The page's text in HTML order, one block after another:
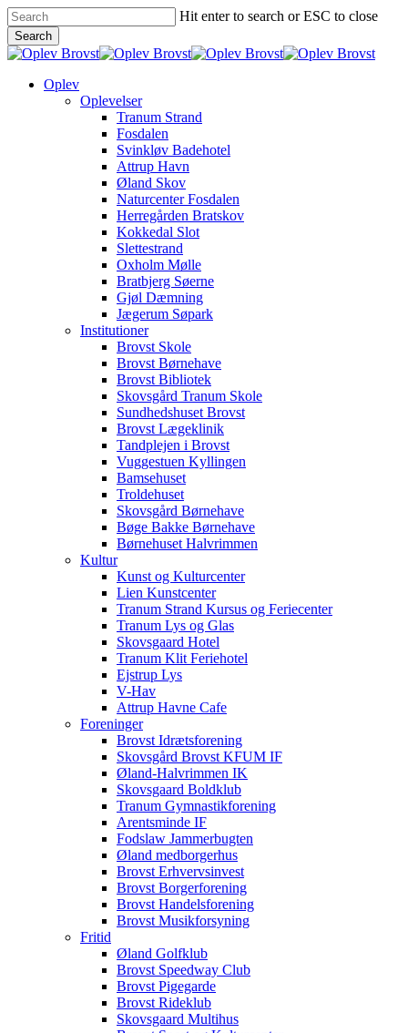
Skip
to
main
content
Hit enter to search or ESC to close
Search
Close
Menu
Oplev
Oplevelser
Tranum Strand
Fosdalen
Svinkløv Badehotel
Attrup Havn
Øland Skov
Naturcenter Fosdalen
Herregården Bratskov
Kokkedal Slot
Slettestrand
Oxholm Mølle
Bratbjerg Søerne
Gjøl Dæmning
Jægerum Søpark
Institutioner
Brovst Skole
Brovst Børnehave
Brovst Bibliotek
Skovsgård Tranum Skole
Sundhedshuset Brovst
Brovst Lægeklinik
Tandplejen i Brovst
Vuggestuen Kyllingen
Bamsehuset
Troldehuset
Skovsgård Børnehave
Bøge Bakke Børnehave
Børnehuset Halvrimmen
Kultur
Kunst og Kulturcenter
Lien Kunstcenter
Tranum Strand Kursus og Feriecenter
Tranum Lys og Glas
Skovsgaard Hotel
Tranum Klit Feriehotel
Ejstrup Lys
V-Hav
Attrup Havne Cafe
Foreninger
Brovst Idrætsforening
Skovsgård Brovst KFUM IF
Øland-Halvrimmen IK
Skovsgaard Boldklub
Tranum Gymnastikforening
Arentsminde IF
Fodslaw Jammerbugten
Øland medborgerhus
Brovst Erhvervsinvest
Brovst Borgerforening
Brovst Handelsforening
Brovst Musikforsyning
Fritid
Øland Golfklub
Brovst Speedway Club
Brovst Pigegarde
Brovst Rideklub
Skovsgaard Multihus